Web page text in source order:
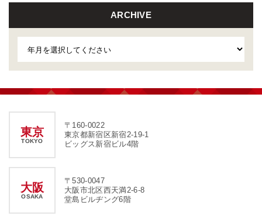
ARCHIVE
東京
TOKYO
〒160-0022
東京都新宿区新宿2-19-1
ビッグス新宿ビル4階
大阪
OSAKA
〒530-0047
大阪市北区西天満2-6-8
堂島ビルヂング6階